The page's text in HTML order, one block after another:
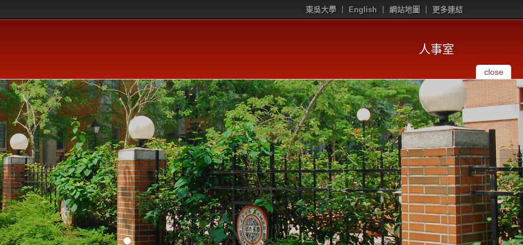
東吳大學 English 網站地圖 更多連結
人事室
close